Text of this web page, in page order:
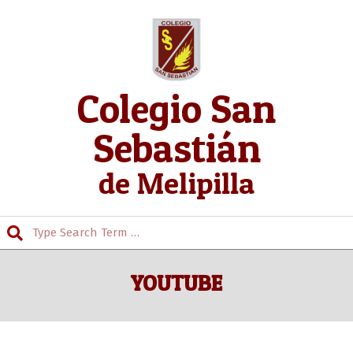
Colegio San
Sebastián
de Melipilla
Navigation
YOUTUBE